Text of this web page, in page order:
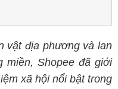
vật địa phương và lan
miền, Shopee đã giới
xã hội nổi bật trong